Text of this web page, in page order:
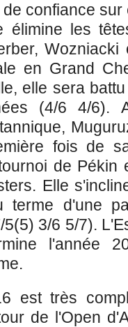
confiance
élimine les
Wozniacki
en Grand
elle sera
(4/6 4/6).
fois de
de Pékin
Elle
terme d'une
3/6 5/7).
l'année
est très
de l'Open